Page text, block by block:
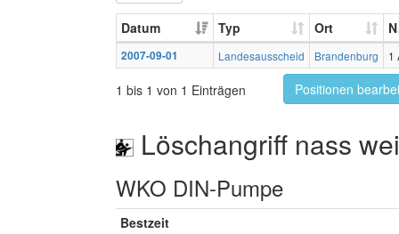
Datum Typ Ort N
2007-09-01 Landesausscheid Brandenburg 1
1 bis 1 von 1 Einträgen Positionen
Löschangriff nass
WKO DIN-Pumpe
Bestzeit